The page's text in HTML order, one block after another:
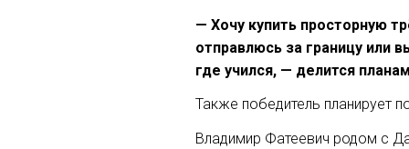
— Хочу купить просторную
отправлюсь за границу или
где учился, — делится
Также победитель планирует
Владимир Фатеевич родом с